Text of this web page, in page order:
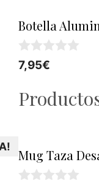
Botella
0
d
5
7,95€
Mug Taza